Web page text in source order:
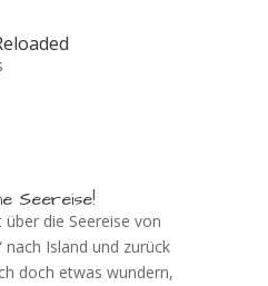
Seereise!
die Seereise von
nach Island und zurück
doch etwas wundern,